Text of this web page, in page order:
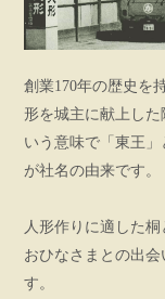
創業170年の歴史を
形を城主に献上し
いう意味で「東王
が社名の由来です。
人形作りに適した
おひなさまとの出
す。